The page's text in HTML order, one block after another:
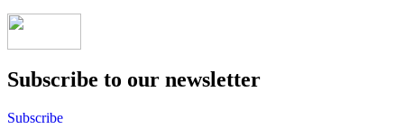
Subscribe to our newsletter
Subscribe